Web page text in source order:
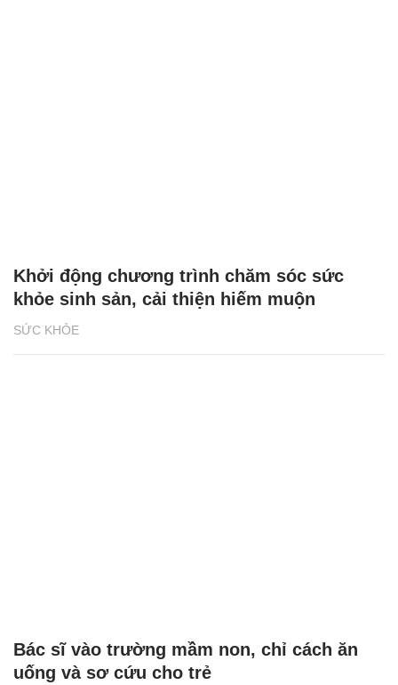
SỨC KHỎE
Khởi động chương trình chăm sóc sức
khỏe sinh sản, cải thiện hiếm muộn
Bác sĩ vào trường mầm non, chỉ cách ăn
uống và sơ cứu cho trẻ